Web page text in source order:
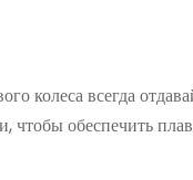
колеса всегда
чтобы обеспечить